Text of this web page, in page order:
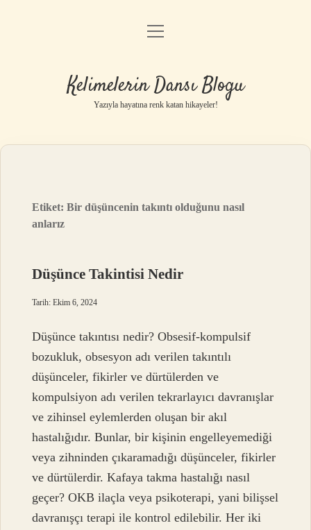
Anasayfa
Yasal Uyarı
menüyü
Kelimelerin Dansı Blogu
Yazıyla hayatına renk katan hikayeler!
Etiket:Bir düşüncenin takıntı olduğunu nasıl
anlarız
Düşünce Takintisi Nedir
Tarih: Ekim 6, 2024
Düşünce takıntısı nedir? Obsesif-kompulsif
bozukluk, obsesyon adı verilen takıntılı
düşünceler, fikirler ve dürtülerden ve
kompulsiyon adı verilen tekrarlayıcı davranışlar
ve zihinsel eylemlerden oluşan bir akıl
hastalığıdır. Bunlar, bir kişinin engelleyemediği
veya zihninden çıkaramadığı düşünceler, fikirler
ve dürtülerdir. Kafaya takma hastalığı nasıl
geçer? OKB ilaçla veya psikoterapi, yani bilişsel
davranışçı terapi ile kontrol edilebilir. Her iki